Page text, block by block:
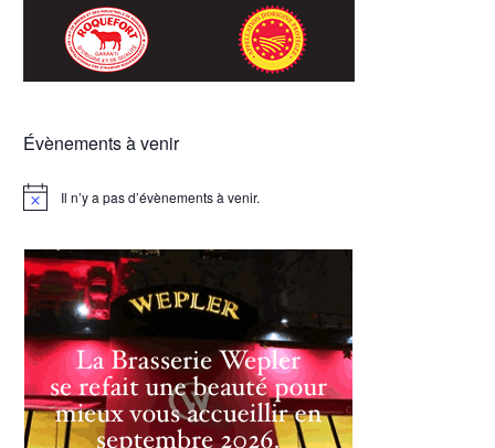
Évènements à venir
Notice Il n’y a pas d’évènements à venir.